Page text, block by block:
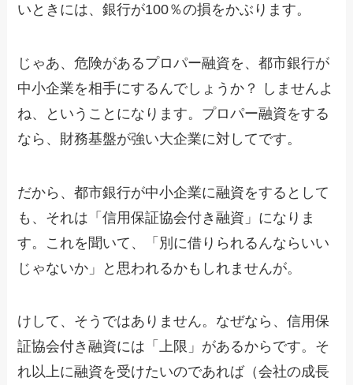
いときには、銀行が100％の損をかぶります。
じゃあ、危険があるプロパー融資を、都市銀行が
中小企業を相手にするんでしょうか？ しませんよ
ね、ということになります。プロパー融資をする
なら、財務基盤が強い大企業に対してです。
だから、都市銀行が中小企業に融資をするとして
も、それは「信用保証協会付き融資」になりま
す。これを聞いて、「別に借りられるんならいい
じゃないか」と思われるかもしれませんが。
けして、そうではありません。なぜなら、信用保
証協会付き融資には「上限」があるからです。そ
れ以上に融資を受けたいのであれば（会社の成長